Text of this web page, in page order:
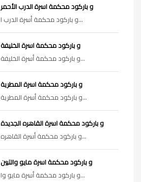
أجندة جلسات qr code و باركود محكمة اسرة الدرب الأحمر
أجندة جلسات qr code و باركود محكمة أسرة الدرب ا...
أجندة جلسات qr code و باركود محكمة اسرة الخليفة
أجندة جلسات qr code و باركود محكمة أسرة الخليفة...
أجندة جلسات qr code و باركود محكمة اسرة المطرية
أجندة جلسات qr code و باركود محكمة أسرة المطرية...
أجندة جلسات qr code و باركود محكمة اسرة القاهره الجديدة
أجندة جلسات qr code و باركود محكمة أسرة القاهره...
أجندة جلسات qr code و باركود محكمة اسرة مايو والتبين
أجندة جلسات qr code و باركود محكمة أسرة مايو وا...